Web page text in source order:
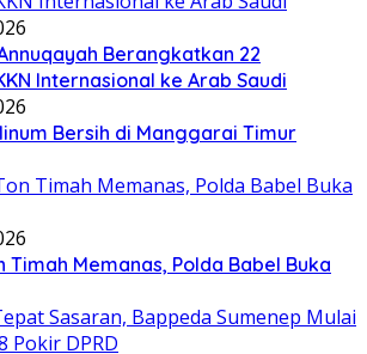
Berangkatkan 22
Internasional ke Arab Saudi
Bersih di Manggarai Timur
Timah Memanas, Polda Babel Buka